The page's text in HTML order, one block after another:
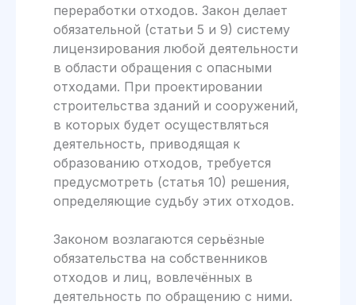
переработки отходов. Закон делает
обязательной (статьи 5 и 9) систему
лицензирования любой деятельности
в области обращения с опасными
отходами. При проектировании
строительства зданий и сооружений,
в которых будет осуществляться
деятельность, приводящая к
образованию отходов, требуется
предусмотреть (статья 10) решения,
определяющие судьбу этих отходов.
Законом возлагаются серьёзные
обязательства на собственников
отходов и лиц, вовлечённых в
деятельность по обращению с ними.